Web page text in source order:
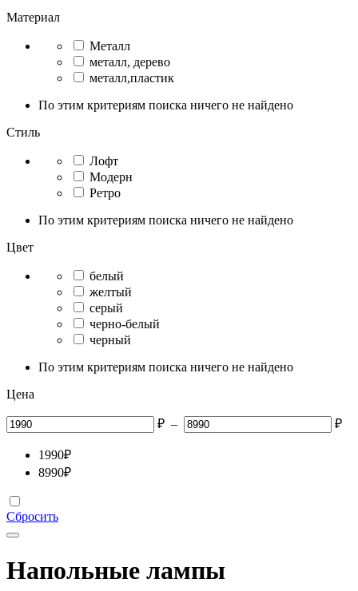
Материал
Металл
металл, дерево
металл,пластик
По этим критериям поиска ничего не найдено
Стиль
Лофт
Модерн
Ретро
По этим критериям поиска ничего не найдено
Цвет
белый
желтый
серый
черно-белый
черный
По этим критериям поиска ничего не найдено
Цена
₽ – ₽
1990₽
8990₽
Сбросить
Напольные лампы